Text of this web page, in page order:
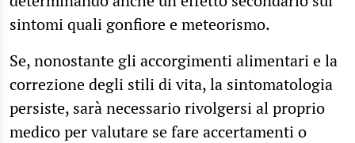
sintomi quali gonfiore e meteorismo.
Se, nonostante gli accorgimenti alimentari e la
correzione degli stili di vita, la sintomatologia
persiste, sarà necessario rivolgersi al proprio
medico per valutare se fare accertamenti o